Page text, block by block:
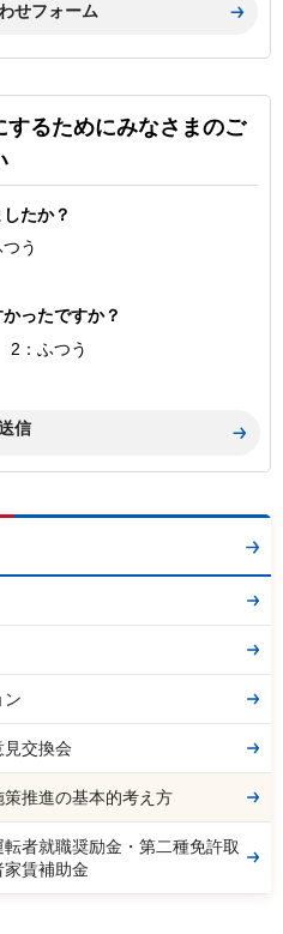
するためにみなさまのご
たか？
う
ったですか？
2：ふつう
ン
見交換会
推進の基本的考え方
者就職奨励金・第二種免許取
賃補助金